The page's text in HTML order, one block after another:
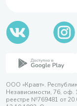
ООО «Кравт».
Независимости, 76, оф.
реестре №769481 от